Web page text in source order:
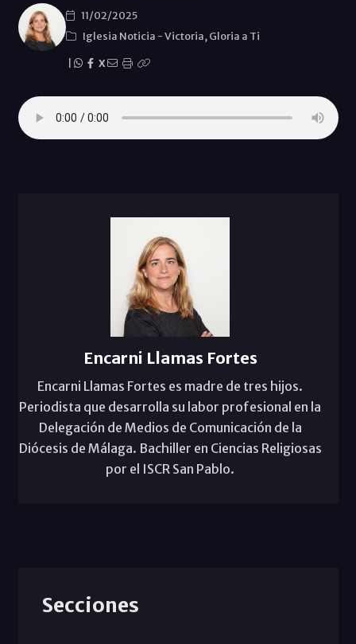
11/02/2025
Iglesia Noticia -Victoria, Gloria a Ti
X
Encarni Llamas Fortes
Encarni Llamas Fortes es madre de tres hijos.
Periodista que desarrolla su labor profesional en la
Delegación de Medios de Comunicación de la
Diócesis de Málaga. Bachiller en Ciencias Religiosas
por el ISCR San Pablo.
Secciones